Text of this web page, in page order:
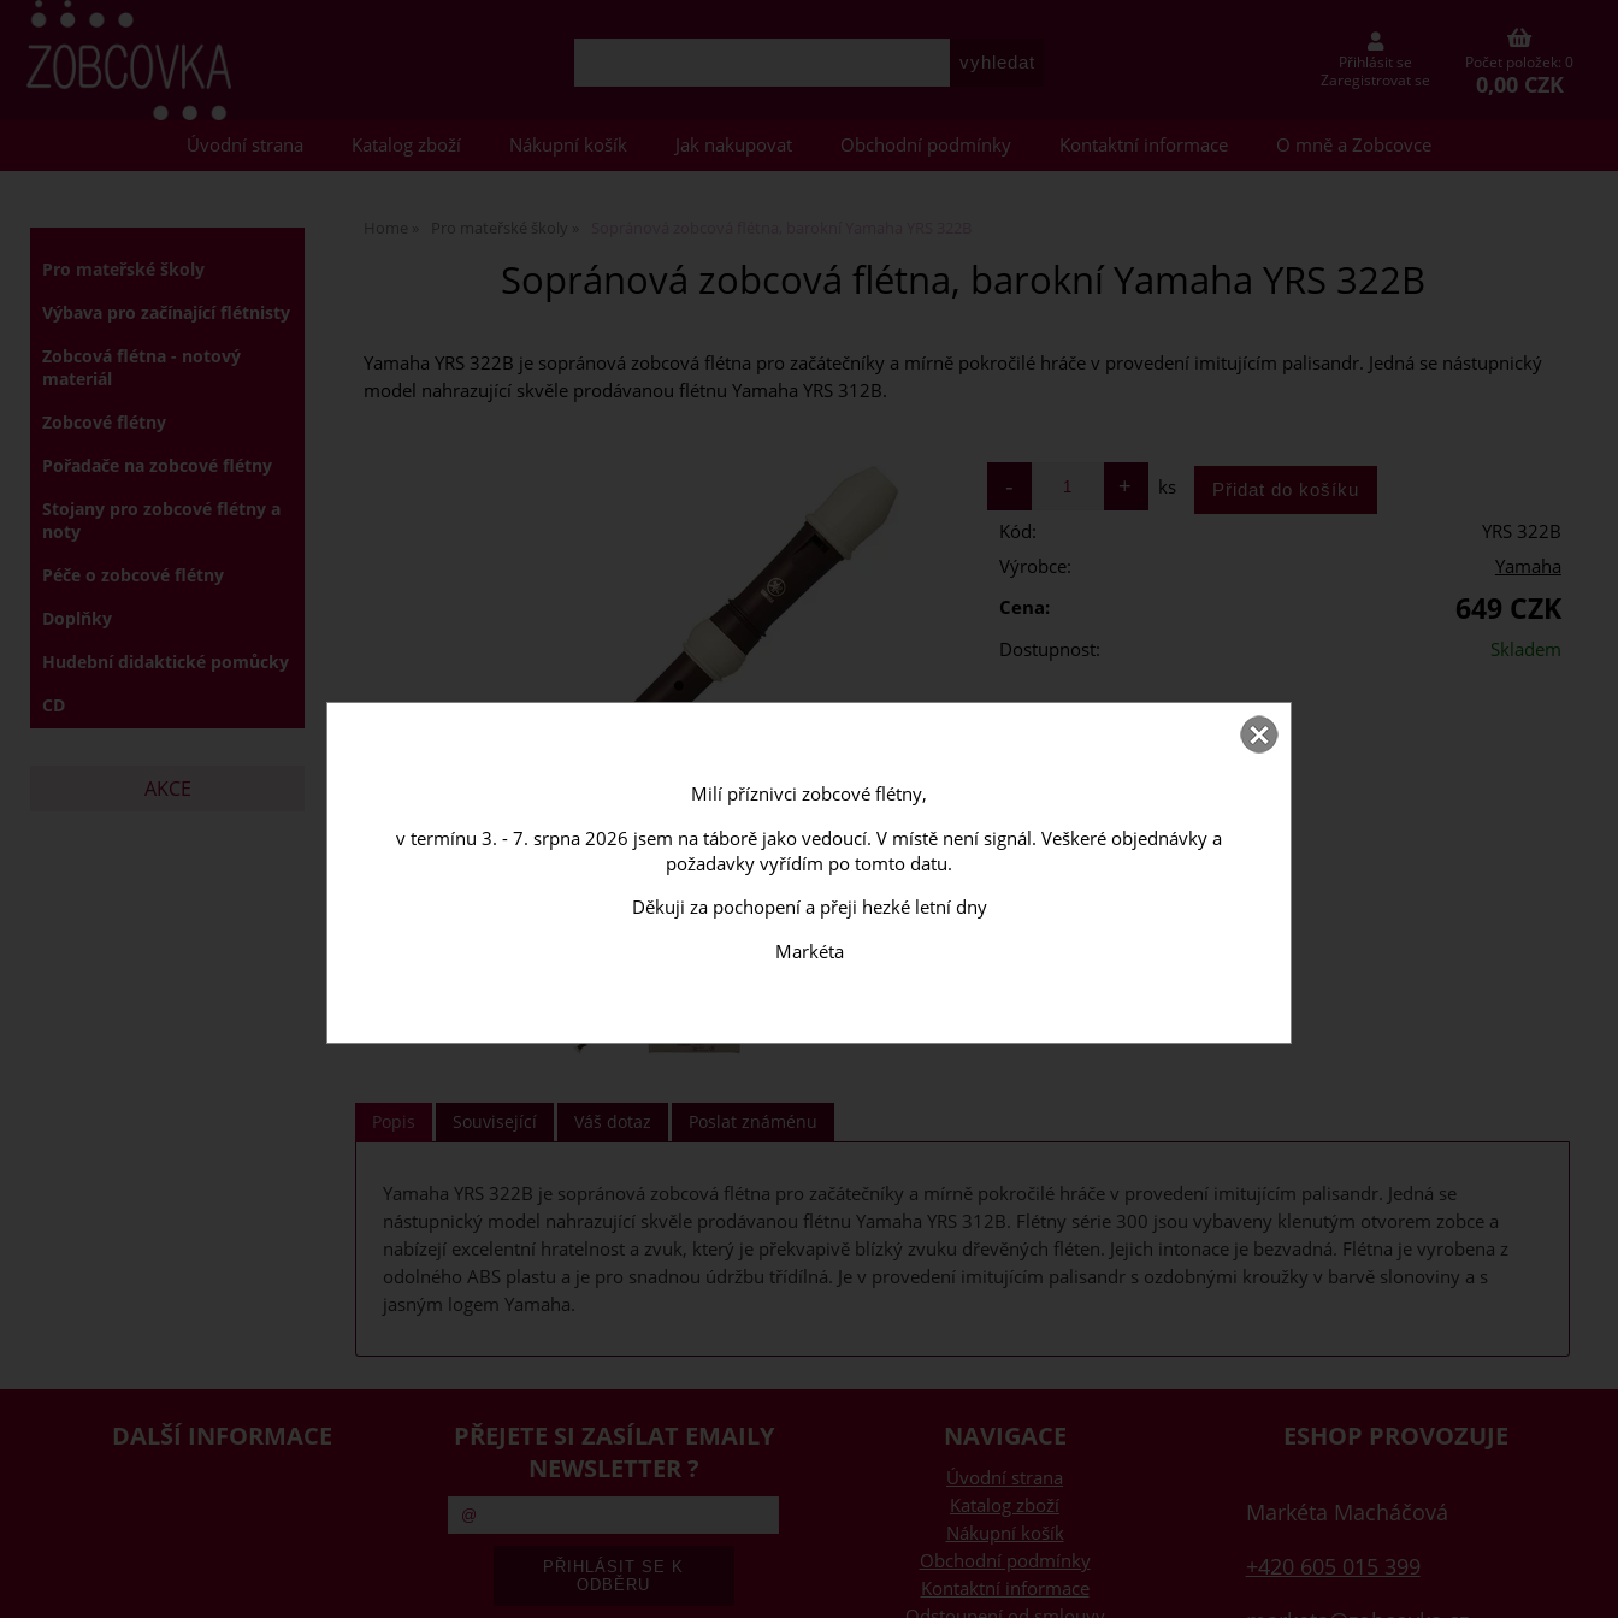
Přihlásit se
Zaregistrovat se
Počet položek: 0
0,00 CZK
Úvodní strana Katalog zboží Nákupní košík Jak nakupovat Obchodní podmínky Kontaktní informace O mně a Zobcovce
Home Pro mateřské školy
Sopránová zobcová flétna, barokní Yamaha YRS 322B
Yamaha YRS 322B je sopránová zobcová flétna pro začátečníky a mírně pokročilé hráče v provedení imitujícím palisandr. Jedná se nástupnický
model nahrazující skvěle prodávanou flétnu Yamaha YRS 312B.
ks
Kód:
YRS 322B
Výrobce:
Yamaha
Cena:
649 CZK
Dostupnost: Skladem
Popis Související Váš dotaz Poslat známénu
Yamaha YRS 322B je sopránová zobcová flétna pro začátečníky a mírně pokročilé hráče v provedení imitujícím palisandr. Jedná se
nástupnický model nahrazující skvěle prodávanou flétnu Yamaha YRS 312B. Flétny série 300 jsou vybaveny klenutým otvorem zobce a
nabízejí excelentní hratelnost a zvuk, který je překvapivě blízký zvuku dřevěných fléten. Jejich intonace je bezvadná. Flétna je vyrobena z
odolného ABS plastu a je pro snadnou údržbu třídílná. Je v provedení imitujícím palisandr s ozdobnými kroužky v barvě slonoviny a s
jasným logem Yamaha.
Pro mateřské školy
Výbava pro začínající flétnisty
Zobcová flétna - notový
materiál
Zobcové flétny
Pořadače na zobcové flétny
Stojany pro zobcové flétny a
noty
Péče o zobcové flétny
Doplňky
Hudební didaktické pomůcky
CD
AKCE
DALŠÍ INFORMACE
PŘEJETE SI ZASÍLAT EMAILY
NEWSLETTER ?
NAVIGACE
Úvodní strana
Katalog zboží
Nákupní košík
Obchodní podmínky
Kontaktní informace
ESHOP PROVOZUJE
Markéta Macháčová
+420 605 015 399
Milí příznivci zobcové flétny,
v termínu 3. - 7. srpna 2026 jsem na táborě jako vedoucí. V místě není signál. Veškeré objednávky a
požadavky vyřídím po tomto datu.
Děkuji za pochopení a přeji hezké letní dny
Markéta